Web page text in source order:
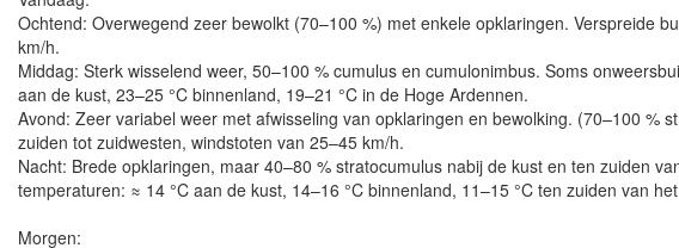
Ochtend: Overwegend zeer bewolkt (70–100 %) met enkele opklaringen. Verspreide
km/h.
Middag: Sterk wisselend weer, 50–100 % cumulus en cumulonimbus. Soms
aan de kust, 23–25 °C binnenland, 19–21 °C in de Hoge Ardennen.
Avond: Zeer variabel weer met afwisseling van opklaringen en bewolking. (70–100
zuiden tot zuidwesten, windstoten van 25–45 km/h.
Nacht: Brede opklaringen, maar 40–80 % stratocumulus nabij de kust en ten zuiden
temperaturen: ≈ 14 °C aan de kust, 14–16 °C binnenland, 11–15 °C ten zuiden van
Morgen: